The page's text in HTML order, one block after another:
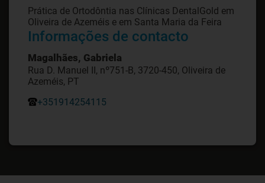
Prática de Ortodôntia nas Clínicas DentalGold em
Oliveira de Azeméis e em Santa Maria da Feira
Informações de contacto
Magalhães, Gabriela
Rua D. Manuel II, nº751-B, 3720-450, Oliveira de
Azeméis, PT
+351914254115